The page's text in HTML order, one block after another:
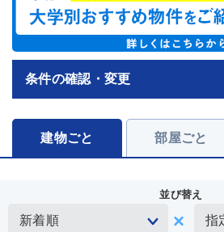
条件の確認・変更
建物ごと 部屋ごと
並び替え